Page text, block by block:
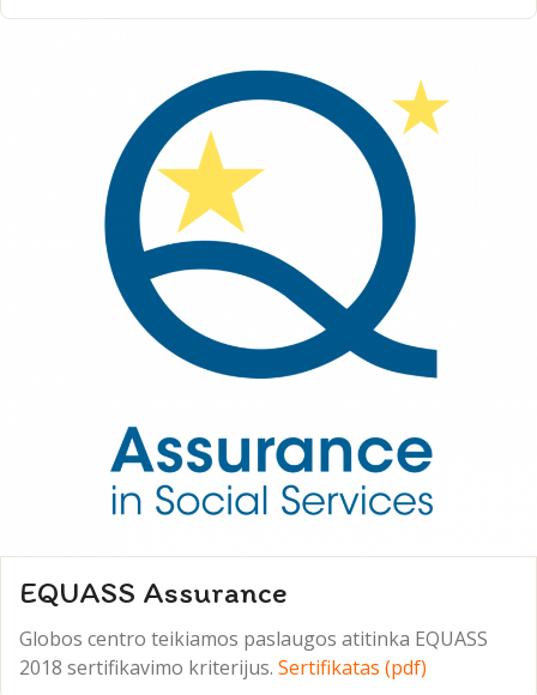
EQUASS Assurance
Globos centro teikiamos paslaugos atitinka EQUASS
2018 sertifikavimo kriterijus. Sertifikatas (pdf)